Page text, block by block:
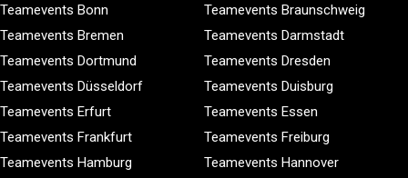
Teamevents Bonn
Teamevents Braunschweig
Teamevents Bremen
Teamevents Darmstadt
Teamevents Dortmund
Teamevents Dresden
Teamevents Düsseldorf
Teamevents Duisburg
Teamevents Erfurt
Teamevents Essen
Teamevents Frankfurt
Teamevents Freiburg
Teamevents Hamburg
Teamevents Hannover